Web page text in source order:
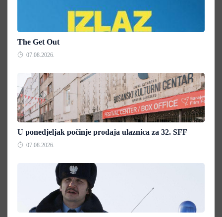
The Get Out
07.08.2026.
U ponedjeljak počinje prodaja ulaznica za 32. SFF
07.08.2026.